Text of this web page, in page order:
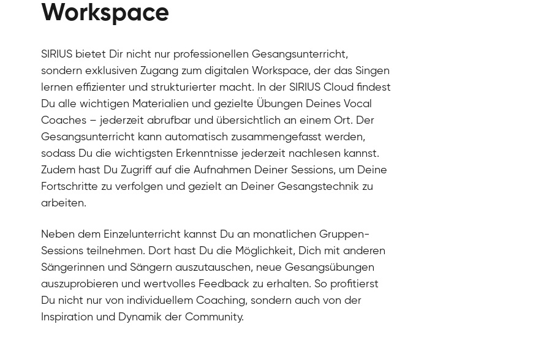
Workspace
SIRIUS bietet Dir nicht nur professionellen Gesangsunterricht,
sondern exklusiven Zugang zum digitalen Workspace, der das Singen
lernen effizienter und strukturierter macht. In der SIRIUS Cloud findest
Du alle wichtigen Materialien und gezielte Übungen Deines Vocal
Coaches – jederzeit abrufbar und übersichtlich an einem Ort. Der
Gesangsunterricht kann automatisch zusammengefasst werden,
sodass Du die wichtigsten Erkenntnisse jederzeit nachlesen kannst.
Zudem hast Du Zugriff auf die Aufnahmen Deiner Sessions, um Deine
Fortschritte zu verfolgen und gezielt an Deiner Gesangstechnik zu
arbeiten.
Neben dem Einzelunterricht kannst Du an monatlichen Gruppen-
Sessions teilnehmen. Dort hast Du die Möglichkeit, Dich mit anderen
Sängerinnen und Sängern auszutauschen, neue Gesangsübungen
auszuprobieren und wertvolles Feedback zu erhalten. So profitierst
Du nicht nur von individuellem Coaching, sondern auch von der
Inspiration und Dynamik der Community.